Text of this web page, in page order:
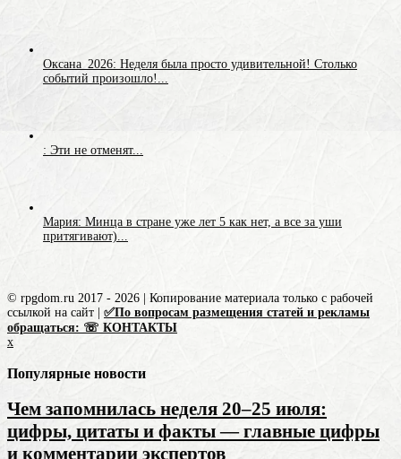
Оксана_2026: Неделя была просто удивительной! Столько
событий произошло!...
: Эти не отменят...
Мария: Минца в стране уже лет 5 как нет, а все за уши
притягивают)...
© rpgdom.ru 2017 - 2026 | Копирование материала только с рабочей
ссылкой на сайт | ✅По вопросам размещения статей и рекламы
обращаться: ☏ КОНТАКТЫ
x
Популярные новости
Чем запомнилась неделя 20–25 июля:
цифры, цитаты и факты — главные цифры
и комментарии экспертов